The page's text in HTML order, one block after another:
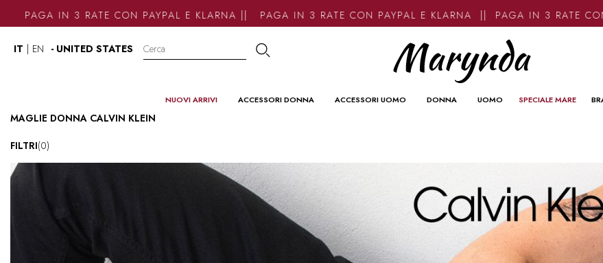
PAGA IN 3 RATE CON PAYPAL E KLARNA || PAGA IN 3 RATE CON PAYPAL E KLARNA || PAGA IN 3 RATE CON
IT EN - UNITED STATES
NUOVI ARRIVI ACCESSORI DONNA ACCESSORI UOMO DONNA UOMO SPECIALE MARE
MAGLIE DONNA CALVIN KLEIN
FILTRI(0)